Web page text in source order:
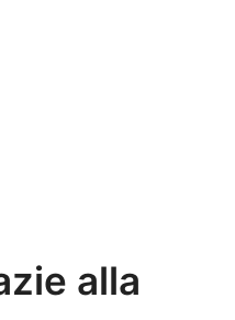
alla